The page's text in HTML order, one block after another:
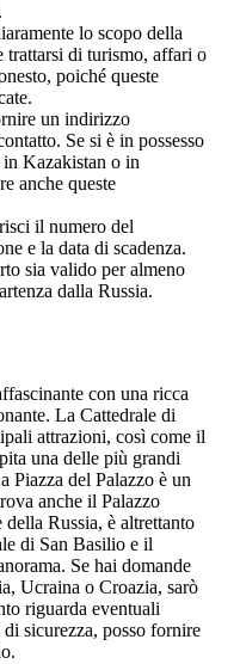
lo scopo della
trattarsi di turismo, affari o
poiché queste
un indirizzo
Se si è in possesso
Kazakistan o in
anche queste
il numero del
e la data di scadenza.
sia valido per almeno
dalla Russia.
con una ricca
La Cattedrale di
attrazioni, così come il
una delle più grandi
Piazza del Palazzo è un
anche il Palazzo
Russia, è altrettanto
di San Basilio e il
Se hai domande
Ucraina o Croazia, sarò
riguarda eventuali
sicurezza, posso fornire